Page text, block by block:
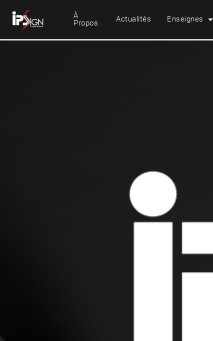
À
Propos
Actualités Enseignes